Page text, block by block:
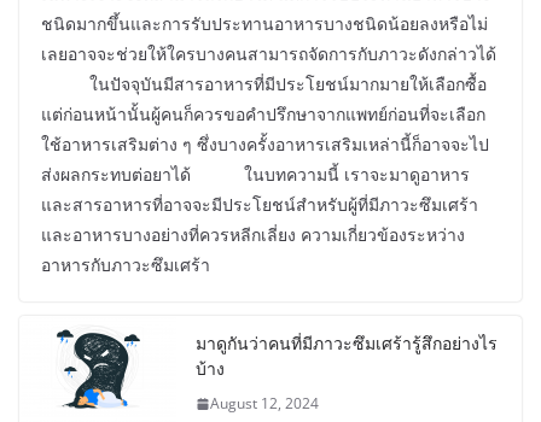
ชนิดมากขึ้นและการรับประทานอาหารบางชนิดน้อยลงหรือไม่
เลยอาจจะช่วยให้ใครบางคนสามารถจัดการกับภาวะดังกล่าวได้
ในปัจจุบันมีสารอาหารที่มีประโยชน์มากมายให้เลือกซื้อ
แต่ก่อนหน้านั้นผู้คนก็ควรขอคำปรึกษาจากแพทย์ก่อนที่จะเลือก
ใช้อาหารเสริมต่าง ๆ ซึ่งบางครั้งอาหารเสริมเหล่านี้ก็อาจจะไป
ส่งผลกระทบต่อยาได้ ในบทความนี้ เราจะมาดูอาหาร
และสารอาหารที่อาจจะมีประโยชน์สำหรับผู้ที่มีภาวะซึมเศร้า
และอาหารบางอย่างที่ควรหลีกเลี่ยง ความเกี่ยวข้องระหว่าง
อาหารกับภาวะซึมเศร้า
มาดูกันว่าคนที่มีภาวะซึมเศร้ารู้สึกอย่างไร
บ้าง
August 12, 2024